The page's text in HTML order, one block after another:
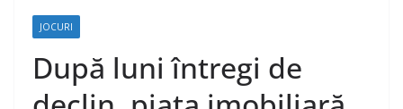
JOCURI
După luni întregi de